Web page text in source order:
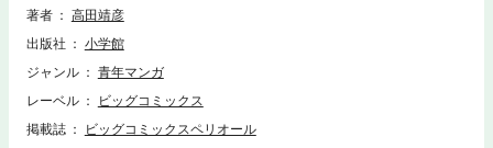
著者
高田靖彦
出版社
小学館
ジャンル
青年マンガ
レーベル
ビッグコミックス
掲載誌
ビッグコミックスペリオール